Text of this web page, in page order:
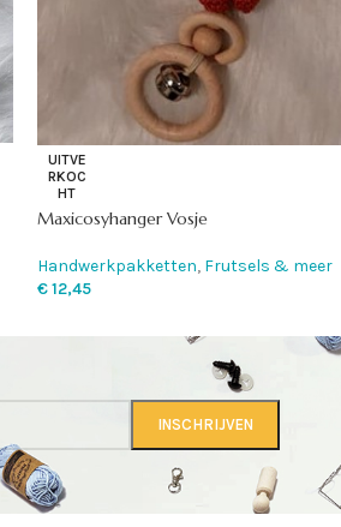
UITVE
RKOC
HT
Maxicosyhanger Vosje
Handwerkpakketten, Frutsels & meer
€12,45